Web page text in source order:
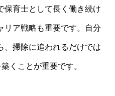
保育士として長く働き続け
リア戦略も重要です。自分
、掃除に追われるだけでは
くことが重要です。